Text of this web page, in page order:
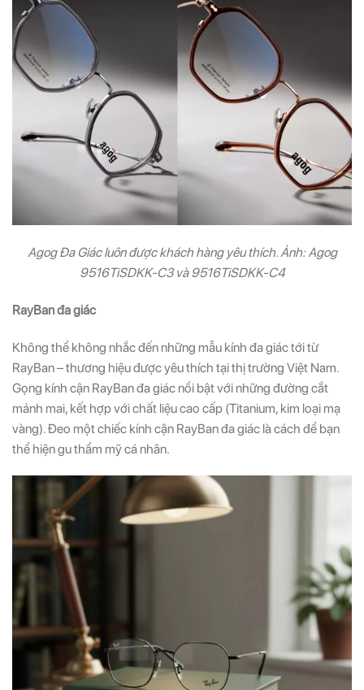
Agog Đa Giác luôn được khách hàng yêu thích. Ảnh: Agog
9516TiSDKK-C3 và 9516TiSDKK-C4
RayBan đa giác
Không thể không nhắc đến những mẫu kính đa giác tới từ
RayBan – thương hiệu được yêu thích tại thị trường Việt Nam.
Gọng kính cận RayBan đa giác nổi bật với những đường cắt
mảnh mai, kết hợp với chất liệu cao cấp (Titanium, kim loại mạ
vàng). Đeo một chiếc kính cận RayBan đa giác là cách để bạn
thể hiện gu thẩm mỹ cá nhân.